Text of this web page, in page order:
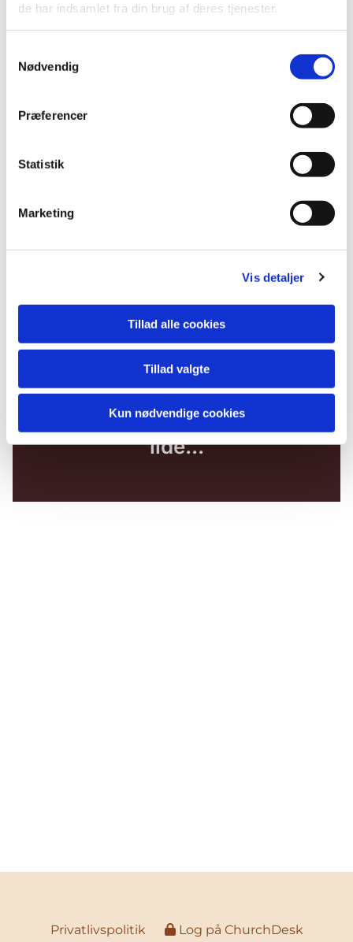
de har indsamlet fra din brug af deres tjenester.
Nødvendig
Præferencer
Statistik
Marketing
Vis detaljer
Tillad alle cookies
Tillad valgte
Kun nødvendige cookies
Velsignelse
Du vil måske også kunne
lide...
Privatlivspolitik Log på ChurchDesk